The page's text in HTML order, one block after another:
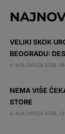
VELIKI SKOK
BEOGRADU:
4. KOLOVOZA 2026.
NEMA VIŠE
STORE
4. KOLOVOZA 2026.